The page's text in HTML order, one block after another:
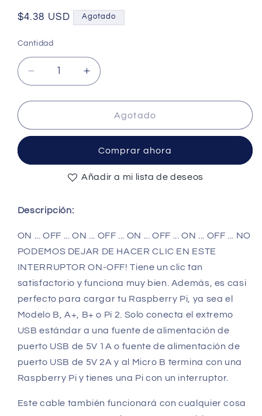
Precio
$4.38 USD Agotado
Cantidad
Cantidad
Reducir
cantidad
para
USB
with
ON/OFF
for
Raspberry
Pi
(AD40080)
Aumentar
cantidad
para
USB
Cable
with
ON/OFF
Pi
(AD40080)
Agotado
Comprar ahora
Añadir a mi lista de deseos
Descripción:
ON ... OFF ... ON ... OFF ... ON ... OFF ... ON ... OFF ... NO
PODEMOS DEJAR DE HACER CLIC EN ESTE
INTERRUPTOR ON-OFF! Tiene un clic tan
satisfactorio y funciona muy bien. Además, es casi
perfecto para cargar tu Raspberry Pi, ya sea el
Modelo B, A+, B+ o Pi 2. Solo conecta el extremo
USB estándar a una fuente de alimentación de
puerto USB de 5V 1A o fuente de alimentación de
puerto USB de 5V 2A y al Micro B termina con una
Raspberry Pi y tienes una Pi con un interruptor.
Este cable también funcionará con cualquier cosa